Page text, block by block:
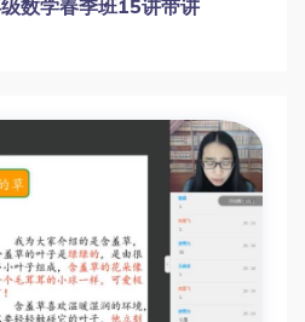
数学春季班15讲带讲